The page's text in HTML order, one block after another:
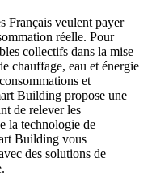
Français veulent payer
réelle. Pour
collectifs dans la mise
chauffage, eau et énergie
et
Building propose une
de relever les
la technologie de
Building vous
des solutions de